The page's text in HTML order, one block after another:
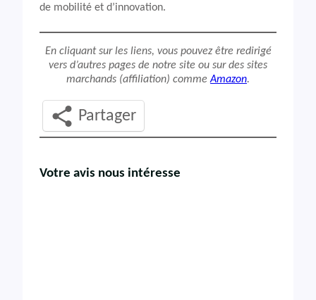
de mobilité et d’innovation.
En cliquant sur les liens, vous pouvez être redirigé
vers d’autres pages de notre site ou sur des sites
marchands (affiliation) commeAmazon.
Partager
Votre avis nous intéresse